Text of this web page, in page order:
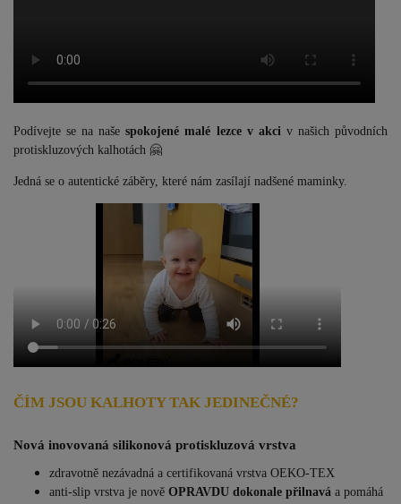
Podívejte se na našespokojené malé lezce v akci v našich původních
protiskluzových kalhotách 🤗
Jedná se o autentické záběry, které nám zasílají nadšené maminky.
ČÍM JSOU KALHOTY TAK JEDINEČNÉ?
Nová inovovaná silikonová protiskluzová vrstva
zdravotně nezávadná a certifikovaná vrstva OEKO-TEX
anti-slip vrstva je nově OPRAVDU dokonale přilnavá a pomáhá